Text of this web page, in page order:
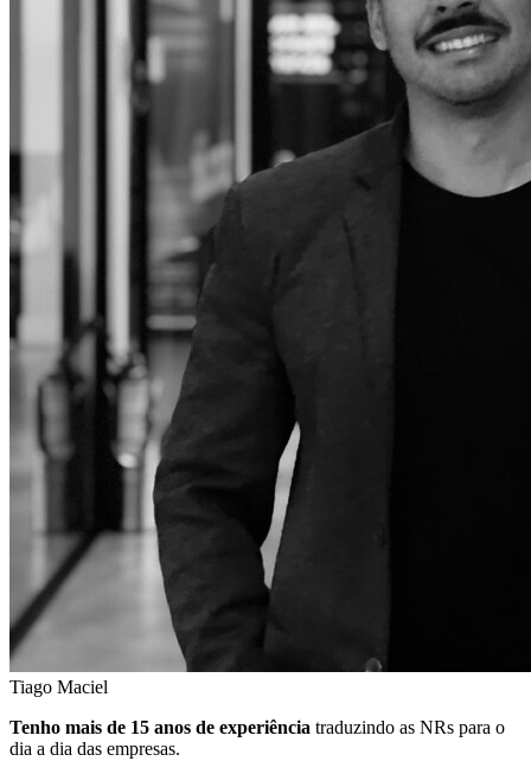
Tiago Maciel
Tenho mais de 15 anos de experiência traduzindo as NRs para o
dia a dia das empresas.